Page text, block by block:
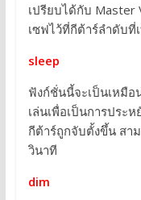
เปรียบได้กับ Master
เซฟไว้ที่กีต้าร์ลำดับที่
sleep
ฟังก์ชั่นนี้จะเป็นเหมือ
เล่นเพื่อเป็นการประ
กีต้าร์ถูกจับตั้งขึ้น สา
วินาที
dim